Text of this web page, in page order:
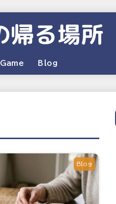
帰る場所
Game Blog
Blog